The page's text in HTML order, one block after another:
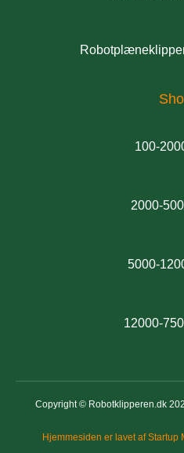
100-
2000-
5000-
12000-
Copyright © Robotklipperen.dk
Hjemmesiden er lavet af Startup